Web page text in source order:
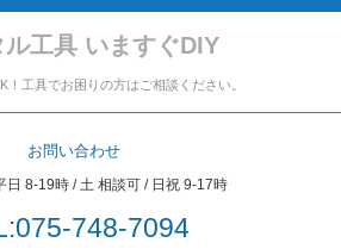
ル工具 いますぐDIY
！工具でお困りの方はご相談ください。
お問い合わせ
日 8-19時 / 土 相談可 / 日祝 9-17時
748-7094